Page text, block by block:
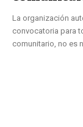
La organización
convocatoria para
comunitario, no es